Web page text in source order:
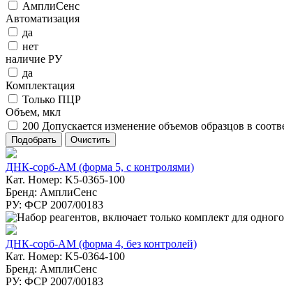
АмплиСенс
Автоматизация
да
нет
наличие РУ
да
Комплектация
Только ПЦР
Объем, мкл
200 Допускается изменение объемов образцов в
ДНК-сорб-АМ (форма 5, с контролями)
Кат. Номер: K5-0365-100
Бренд: АмплиСенс
РУ: ФСР 2007/00183
ДНК-сорб-АМ (форма 4, без контролей)
Кат. Номер: K5-0364-100
Бренд: АмплиСенс
РУ: ФСР 2007/00183